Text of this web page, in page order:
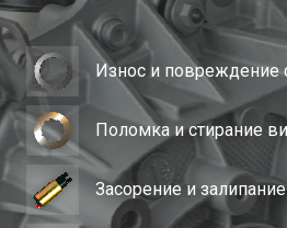
Износ и повреждение
Поломка и стирание
Засорение и